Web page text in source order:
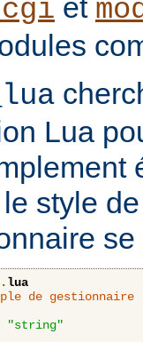
et
Lua
style
.lua
de gestionnaire
"string"